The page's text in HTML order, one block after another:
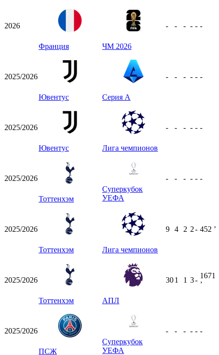
2026
Франция ЧМ 2026
- - - - - -
2025/2026
Ювентус Серия А
- - - - - -
2025/2026
Ювентус Лига чемпионов
- - - - - -
2025/2026
Тоттенхэм
Суперкубок
УЕФА
- - - - - -
2025/2026
Тоттенхэм Лига чемпионов
9 4 2 2- 452 ʼ
2025/2026
Тоттенхэм АПЛ
301 1 3-
1671
ʼ
2025/2026
ПСЖ
Суперкубок
УЕФА
- - - - - -